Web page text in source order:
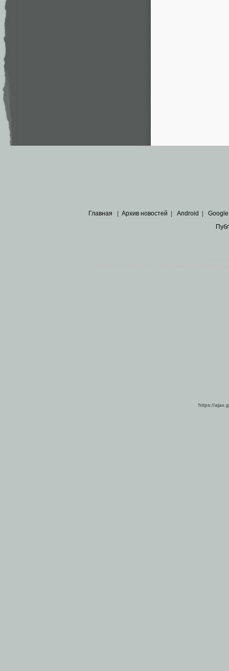
Главная Архив новостей Android Google
https://